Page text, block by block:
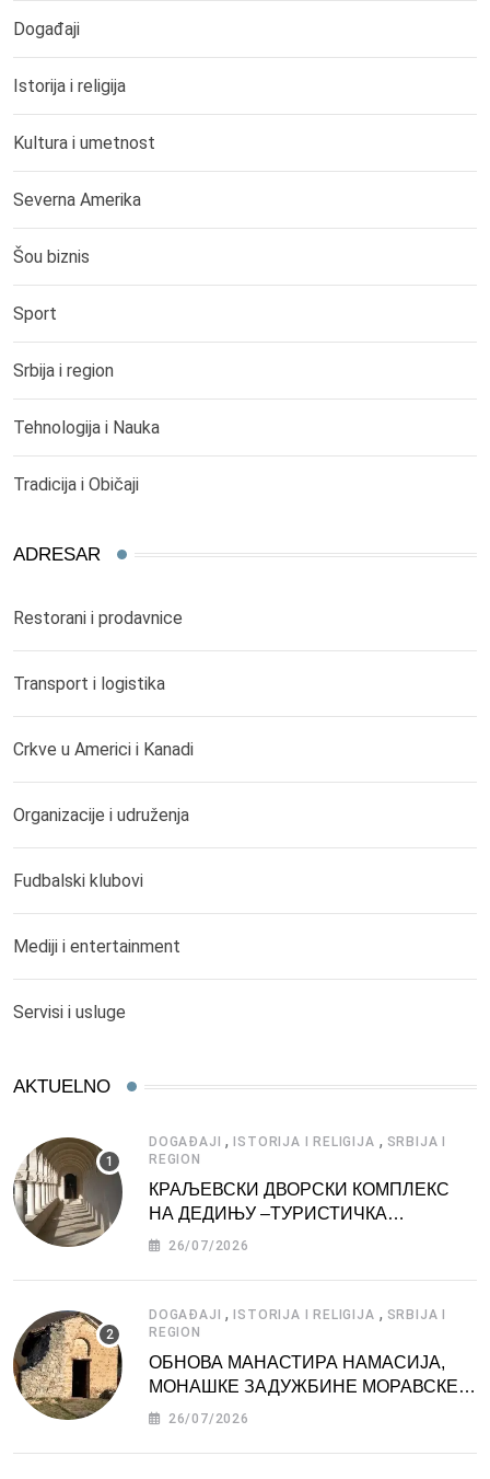
Događaji
Istorija i religija
Kultura i umetnost
Severna Amerika
Šou biznis
Sport
Srbija i region
Tehnologija i Nauka
Tradicija i Običaji
ADRESAR
Restorani i prodavnice
Transport i logistika
Crkve u Americi i Kanadi
Organizacije i udruženja
Fudbalski klubovi
Mediji i entertainment
Servisi i usluge
AKTUELNO
DOGAĐAJI , ISTORIJA I RELIGIJA , SRBIJA I
REGION
КРАЉЕВСКИ ДВОРСКИ КОМПЛЕКС
НА ДЕДИЊУ –ТУРИСТИЧКА
АТРАКЦИЈА
26/07/2026
DOGAĐAJI , ISTORIJA I RELIGIJA , SRBIJA I
REGION
ОБНОВА МАНАСТИРА НАМАСИЈА,
МОНАШКЕ ЗАДУЖБИНЕ МОРАВСКЕ
СРБИЈЕ
26/07/2026